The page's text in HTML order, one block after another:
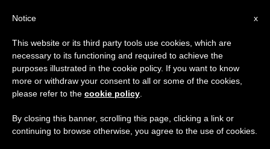
"هناك نفوس على الأرض تبحث عن
السعادة عبثاً ، أما الفرح فموجود في
قلبي" (القديسة تريزا الطفل يسوع)
x
Notice
This website or its third party tools use cookies, which are
necessary to its functioning and required to achieve the
purposes illustrated in the cookie policy. If you want to know
more or withdraw your consent to all or some of the cookies,
please refer to the cookie policy
By closing this banner, scrolling this page, clicking a link or
continuing to browse otherwise, you agree to the use of cookies.